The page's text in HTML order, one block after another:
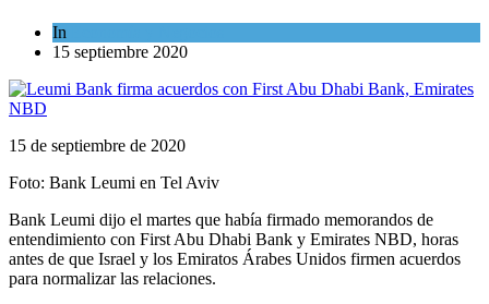
In
15 septiembre 2020
15 de septiembre de 2020
Foto: Bank Leumi en Tel Aviv
Bank Leumi dijo el martes que había firmado memorandos de
entendimiento con First Abu Dhabi Bank y Emirates NBD, horas
antes de que Israel y los Emiratos Árabes Unidos firmen acuerdos
para normalizar las relaciones.